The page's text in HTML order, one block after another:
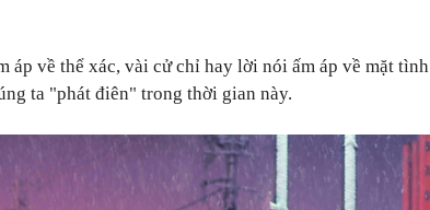
áp về thể xác, vài cử chỉ hay lời nói ấm áp về mặt tình
ta "phát điên" trong thời gian này.